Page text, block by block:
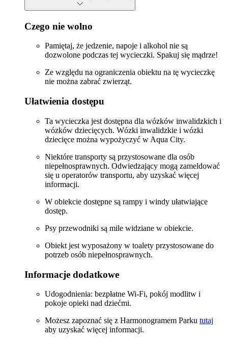
Czego nie wolno
Pamiętaj, że jedzenie, napoje i alkohol nie są
dozwolone podczas tej wycieczki. Spakuj się mądrze!
Ze względu na ograniczenia obiektu na tę wycieczkę
nie można zabrać zwierząt.
Ułatwienia dostępu
Ta wycieczka jest dostępna dla wózków inwalidzkich i
wózków dziecięcych. Wózki inwalidzkie i wózki
dziecięce można wypożyczyć w Aqua City.
Niektóre transporty są przystosowane dla osób
niepełnosprawnych. Odwiedzający mogą zameldować
się u operatorów transportu, aby uzyskać więcej
informacji.
W obiekcie dostępne są rampy i windy ułatwiające
dostęp.
Psy przewodniki są mile widziane w obiekcie.
Obiekt jest wyposażony w toalety przystosowane do
potrzeb osób niepełnosprawnych.
Informacje dodatkowe
Udogodnienia: bezpłatne Wi-Fi, pokój modlitw i
pokoje opieki nad dziećmi.
Możesz zapoznać się z Harmonogramem Parku tutaj
aby uzyskać więcej informacji.